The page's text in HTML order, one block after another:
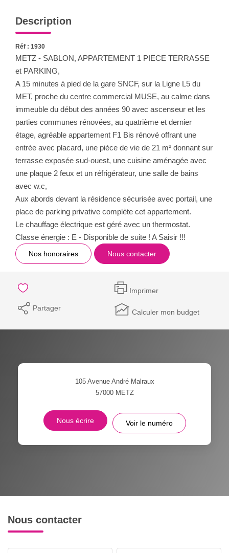
Description
Réf : 1930
METZ - SABLON, APPARTEMENT 1 PIECE TERRASSE
et PARKING,
A 15 minutes à pied de la gare SNCF, sur la Ligne L5 du
MET, proche du centre commercial MUSE, au calme dans
immeuble du début des années 90 avec ascenseur et les
parties communes rénovées, au quatrième et dernier
étage, agréable appartement F1 Bis rénové offrant une
entrée avec placard, une pièce de vie de 21 m² donnant sur
terrasse exposée sud-ouest, une cuisine aménagée avec
une plaque 2 feux et un réfrigérateur, une salle de bains
avec w.c,
Aux abords devant la résidence sécurisée avec portail, une
place de parking privative complète cet appartement.
Le chauffage électrique est géré avec un thermostat.
Classe énergie : E - Disponible de suite ! A Saisir !!!
Nos honoraires Nous contacter
Imprimer
Partager Calculer mon budget
105 Avenue André Malraux
57000 METZ
Nous écrire Voir le numéro
Nous contacter